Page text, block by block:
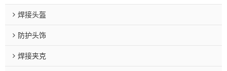
焊接头盔
防护头饰
焊接夹克